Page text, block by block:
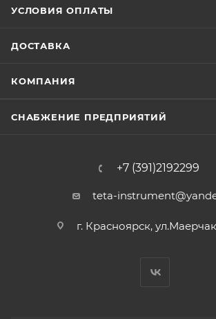
УСЛОВИЯ ОПЛАТЫ
ДОСТАВКА
КОМПАНИЯ
СНАБЖЕНИЕ ПРЕДПРИЯТИЙ
+7 (391)2192299
teta-
г. Красноярск,